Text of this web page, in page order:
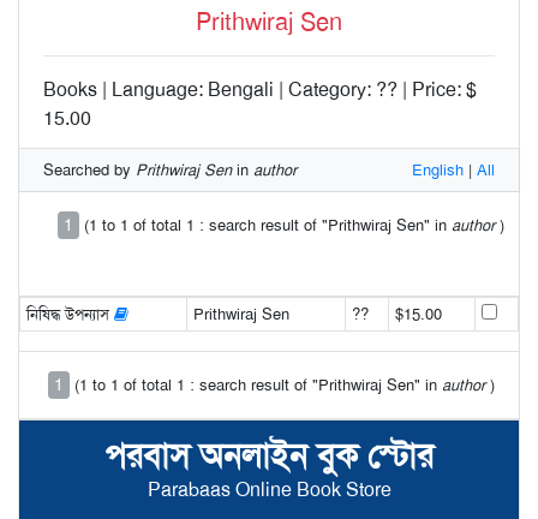
পরবাস অনলাইন বুক স্টোর
Parabaas Online Book Store
Prithwiraj Sen
Books | Language: Bengali | Category: ?? | Price: $
15.00
Searched by Prithwiraj Senin author English | All
1 (1 to 1 of total 1 : search result of "Prithwiraj Sen" in author)
নিষিদ্ধ উপন্যাস Prithwiraj Sen ?? $15.00
1 (1 to 1 of total 1 : search result of "Prithwiraj Sen" in author)